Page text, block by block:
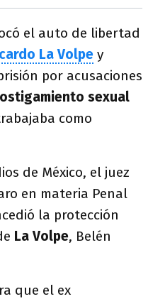
el auto de libertad
La Volpe y
por acusaciones
sexual
como
de México, el juez
en materia Penal
la protección
La Volpe, Belén
que el ex